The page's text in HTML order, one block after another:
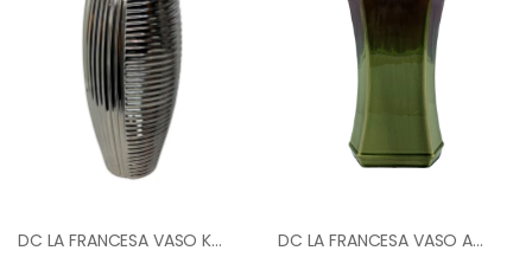
DC LA FRANCESA VASO K8795B 16" DC LA FRANCESA VASO A83273-C1017-A12